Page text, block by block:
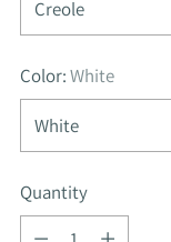
Color:White
Quantity
Quantity